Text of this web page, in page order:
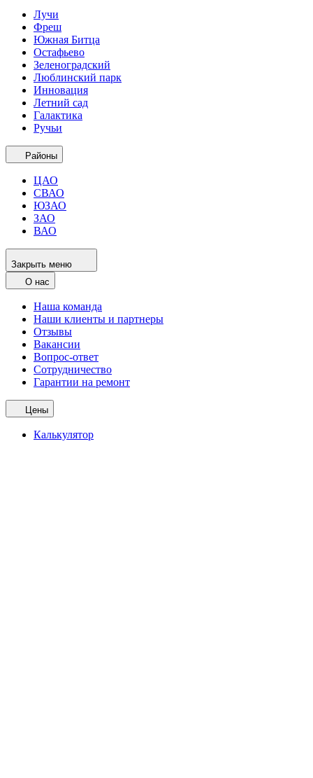
Лучи
Фреш
Южная Битца
Остафьево
Зеленоградский
Люблинский парк
Инновация
Летний сад
Галактика
Ручьи
Районы
ЦАО
СВАО
ЮЗАО
ЗАО
ВАО
Закрыть меню
О нас
Наша команда
Наши клиенты и партнеры
Отзывы
Вакансии
Вопрос-ответ
Сотрудничество
Гарантии на ремонт
Цены
Калькулятор